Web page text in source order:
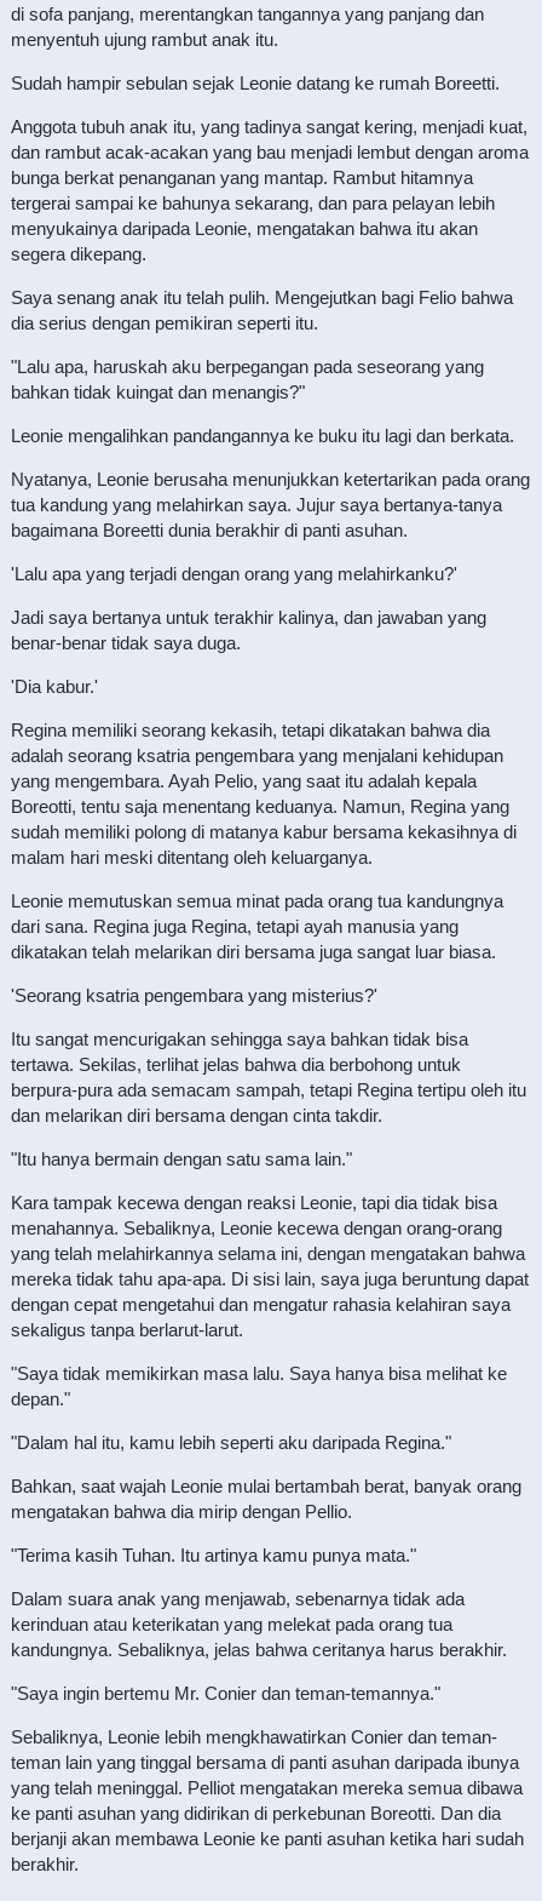
di sofa panjang, merentangkan tangannya yang panjang dan
menyentuh ujung rambut anak itu.
Sudah hampir sebulan sejak Leonie datang ke rumah Boreetti.
Anggota tubuh anak itu, yang tadinya sangat kering, menjadi kuat,
dan rambut acak-acakan yang bau menjadi lembut dengan aroma
bunga berkat penanganan yang mantap. Rambut hitamnya
tergerai sampai ke bahunya sekarang, dan para pelayan lebih
menyukainya daripada Leonie, mengatakan bahwa itu akan
segera dikepang.
Saya senang anak itu telah pulih. Mengejutkan bagi Felio bahwa
dia serius dengan pemikiran seperti itu.
"Lalu apa, haruskah aku berpegangan pada seseorang yang
bahkan tidak kuingat dan menangis?"
Leonie mengalihkan pandangannya ke buku itu lagi dan berkata.
Nyatanya, Leonie berusaha menunjukkan ketertarikan pada orang
tua kandung yang melahirkan saya. Jujur saya bertanya-tanya
bagaimana Boreetti dunia berakhir di panti asuhan.
'Lalu apa yang terjadi dengan orang yang melahirkanku?'
Jadi saya bertanya untuk terakhir kalinya, dan jawaban yang
benar-benar tidak saya duga.
'Dia kabur.'
Regina memiliki seorang kekasih, tetapi dikatakan bahwa dia
adalah seorang ksatria pengembara yang menjalani kehidupan
yang mengembara. Ayah Pelio, yang saat itu adalah kepala
Boreotti, tentu saja menentang keduanya. Namun, Regina yang
sudah memiliki polong di matanya kabur bersama kekasihnya di
malam hari meski ditentang oleh keluarganya.
Leonie memutuskan semua minat pada orang tua kandungnya
dari sana. Regina juga Regina, tetapi ayah manusia yang
dikatakan telah melarikan diri bersama juga sangat luar biasa.
'Seorang ksatria pengembara yang misterius?'
Itu sangat mencurigakan sehingga saya bahkan tidak bisa
tertawa. Sekilas, terlihat jelas bahwa dia berbohong untuk
berpura-pura ada semacam sampah, tetapi Regina tertipu oleh itu
dan melarikan diri bersama dengan cinta takdir.
"Itu hanya bermain dengan satu sama lain."
Kara tampak kecewa dengan reaksi Leonie, tapi dia tidak bisa
menahannya. Sebaliknya, Leonie kecewa dengan orang-orang
yang telah melahirkannya selama ini, dengan mengatakan bahwa
mereka tidak tahu apa-apa. Di sisi lain, saya juga beruntung dapat
dengan cepat mengetahui dan mengatur rahasia kelahiran saya
sekaligus tanpa berlarut-larut.
"Saya tidak memikirkan masa lalu. Saya hanya bisa melihat ke
depan."
"Dalam hal itu, kamu lebih seperti aku daripada Regina."
Bahkan, saat wajah Leonie mulai bertambah berat, banyak orang
mengatakan bahwa dia mirip dengan Pellio.
"Terima kasih Tuhan. Itu artinya kamu punya mata."
Dalam suara anak yang menjawab, sebenarnya tidak ada
kerinduan atau keterikatan yang melekat pada orang tua
kandungnya. Sebaliknya, jelas bahwa ceritanya harus berakhir.
"Saya ingin bertemu Mr. Conier dan teman-temannya."
Sebaliknya, Leonie lebih mengkhawatirkan Conier dan teman-
teman lain yang tinggal bersama di panti asuhan daripada ibunya
yang telah meninggal. Pelliot mengatakan mereka semua dibawa
ke panti asuhan yang didirikan di perkebunan Boreotti. Dan dia
berjanji akan membawa Leonie ke panti asuhan ketika hari sudah
berakhir.